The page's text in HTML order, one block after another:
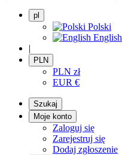
pl
Polski
English
|
PLN
PLN zł
EUR €
Szukaj
Moje konto
Zaloguj się
Zarejestruj się
Dodaj zgłoszenie